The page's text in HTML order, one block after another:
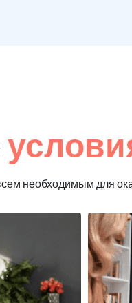
необходимым для